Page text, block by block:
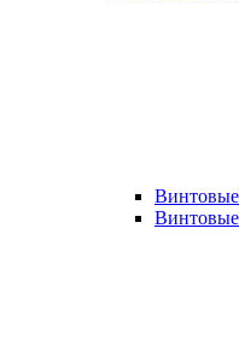
Винтовые